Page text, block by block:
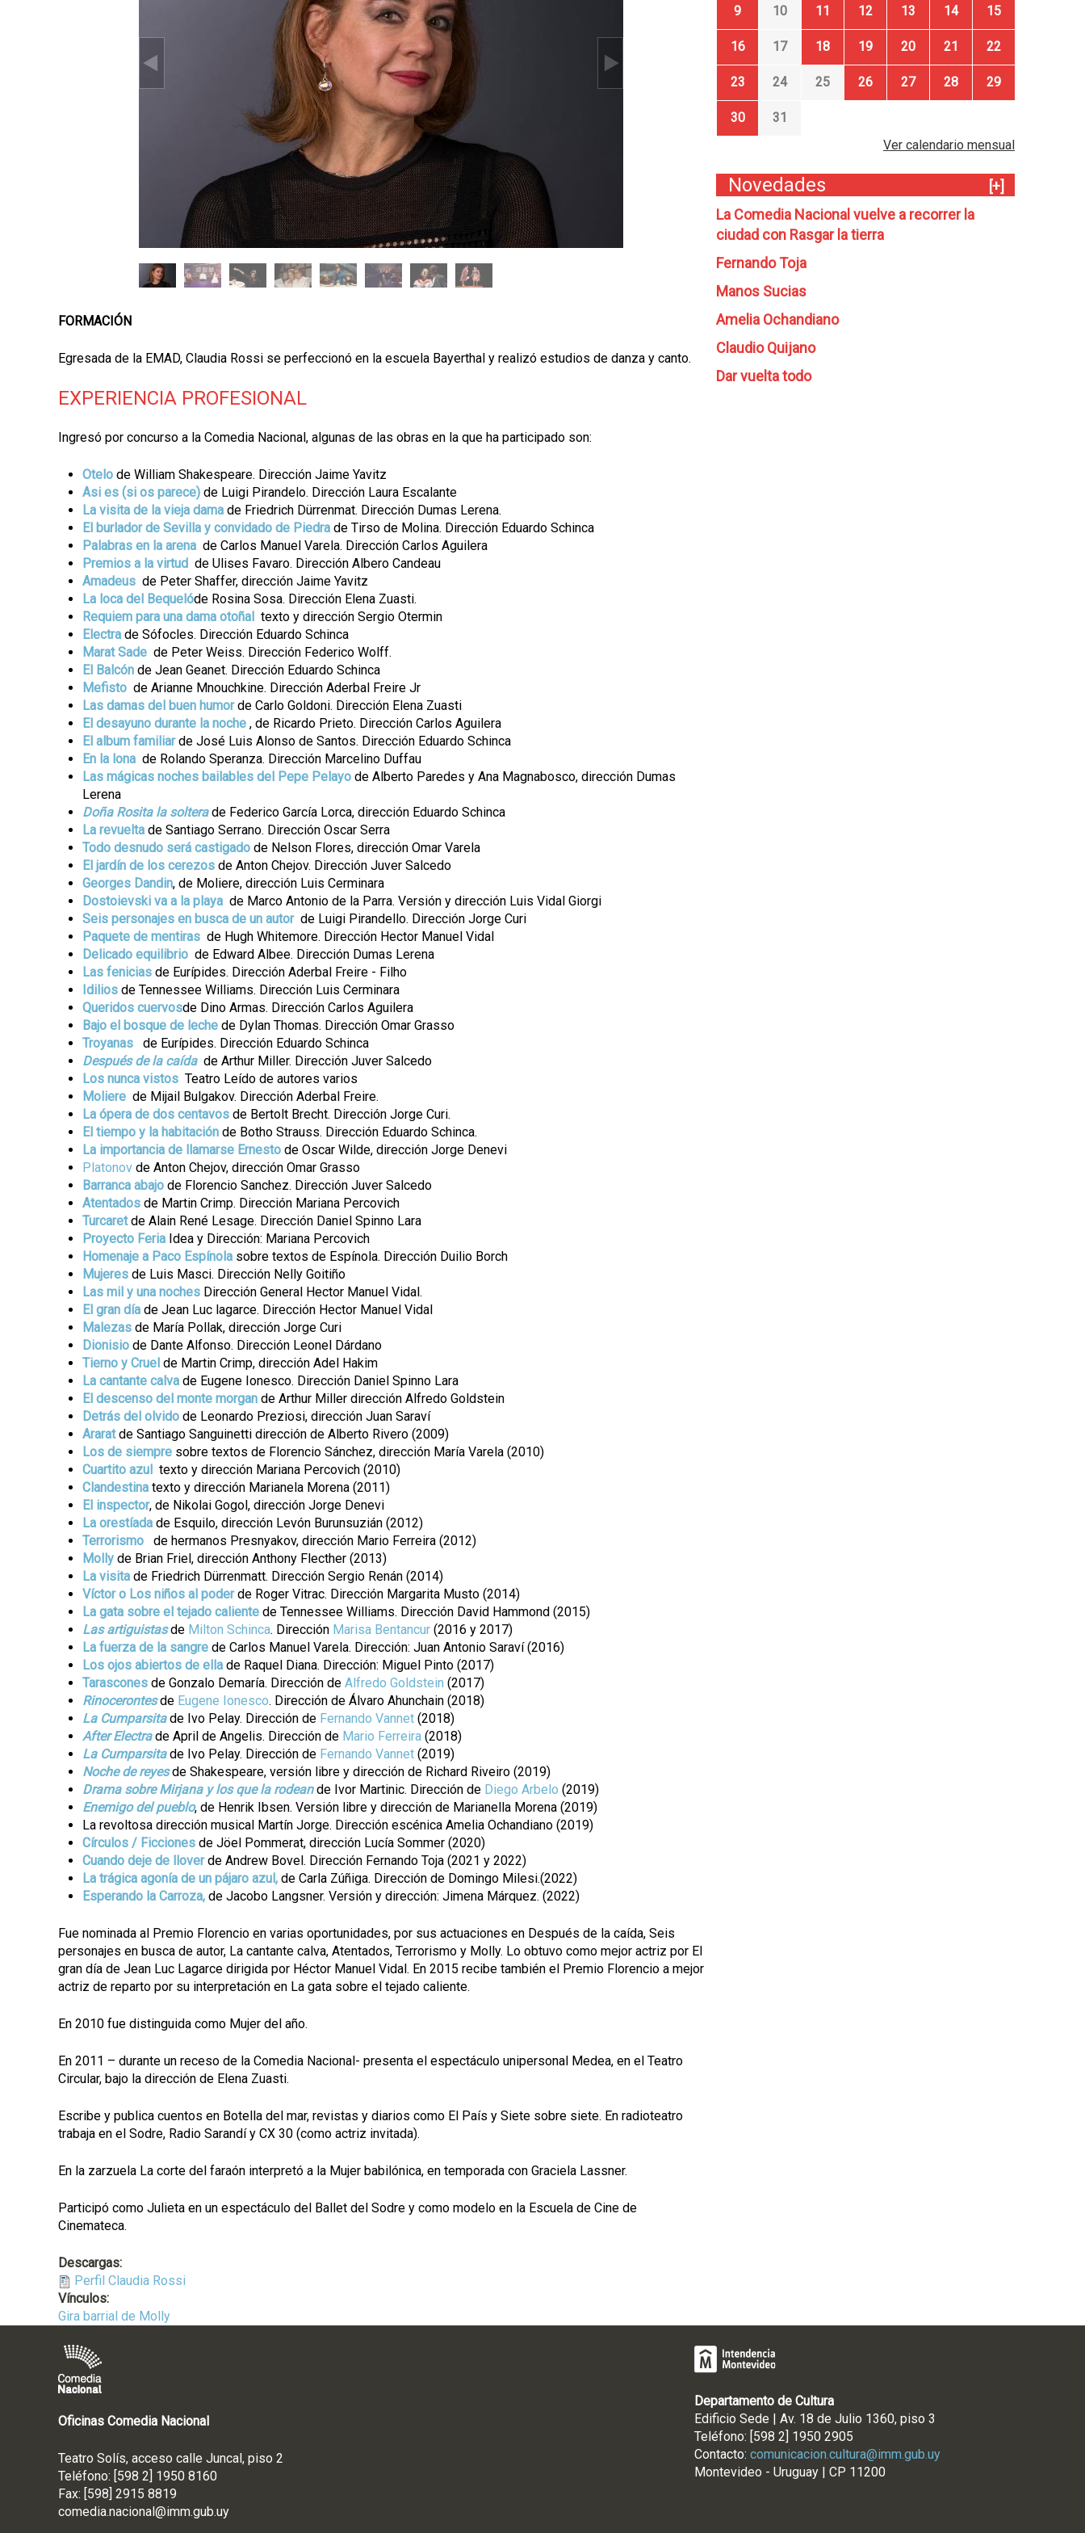
FORMACIÓN
Egresada de la EMAD, Claudia Rossi se perfeccionó en la escuela Bayerthal y realizó estudios de danza y canto.
EXPERIENCIA PROFESIONAL
Ingresó por concurso a la Comedia Nacional, algunas de las obras en la que ha participado son:
Otelo de William Shakespeare. Dirección Jaime Yavitz
Asi es (si os parece) de Luigi Pirandelo. Dirección Laura Escalante
La visita de la vieja dama de Friedrich Dürrenmat. Dirección Dumas Lerena.
El burlador de Sevilla y convidado de Piedra de Tirso de Molina. Dirección Eduardo Schinca
Palabras en la arena de Carlos Manuel Varela. Dirección Carlos Aguilera
Premios a la virtud de Ulises Favaro. Dirección Albero Candeau
Amadeus de Peter Shaffer, dirección Jaime Yavitz
La loca del Bequelóde Rosina Sosa. Dirección Elena Zuasti.
Requiem para una dama otoñal texto y dirección Sergio Otermin
Electra de Sófocles. Dirección Eduardo Schinca
Marat Sade de Peter Weiss. Dirección Federico Wolff.
El Balcón de Jean Geanet. Dirección Eduardo Schinca
Mefisto de Arianne Mnouchkine. Dirección Aderbal Freire Jr
Las damas del buen humorde Carlo Goldoni. Dirección Elena Zuasti
El desayuno durante la noche , de Ricardo Prieto. Dirección Carlos Aguilera
El album familiarde José Luis Alonso de Santos. Dirección Eduardo Schinca
En la lona de Rolando Speranza. Dirección Marcelino Duffau
Las mágicas noches bailables del Pepe Pelayo de Alberto Paredes y Ana Magnabosco, dirección Dumas
Lerena
Doña Rosita la solterade Federico García Lorca, dirección Eduardo Schinca
La revuelta de Santiago Serrano. Dirección Oscar Serra
Todo desnudo será castigado de Nelson Flores, dirección Omar Varela
El jardín de los cerezos de Anton Chejov. Dirección Juver Salcedo
Georges Dandin, de Moliere, dirección Luis Cerminara
Dostoievski va a la playa de Marco Antonio de la Parra. Versión y dirección Luis Vidal Giorgi
Seis personajes en busca de un autor de Luigi Pirandello. Dirección Jorge Curi
Paquete de mentiras de Hugh Whitemore. Dirección Hector Manuel Vidal
Delicado equilibrio de Edward Albee. Dirección Dumas Lerena
Las fenicias de Eurípides. Dirección Aderbal Freire - Filho
Idilios de Tennessee Williams. Dirección Luis Cerminara
Queridos cuervosde Dino Armas. Dirección Carlos Aguilera
Bajo el bosque de leche de Dylan Thomas. Dirección Omar Grasso
Troyanas
de Eurípides. Dirección Eduardo Schinca
Después de la caída de Arthur Miller. Dirección Juver Salcedo
Los nunca vistos Teatro Leído de autores varios
Moliere de Mijail Bulgakov. Dirección Aderbal Freire.
La ópera de dos centavos de Bertolt Brecht. Dirección Jorge Curi.
El tiempo y la habitación de Botho Strauss. Dirección Eduardo Schinca.
La importancia de llamarse Ernesto de Oscar Wilde, dirección Jorge Denevi
Platonov de Anton Chejov, dirección Omar Grasso
Barranca abajo de Florencio Sanchez. Dirección Juver Salcedo
Atentados de Martin Crimp. Dirección Mariana Percovich
Turcaretde Alain René Lesage. Dirección Daniel Spinno Lara
Proyecto Feria Idea y Dirección: Mariana Percovich
Homenaje a Paco Espínola sobre textos de Espínola. Dirección Duilio Borch
Mujeres de Luis Masci. Dirección Nelly Goitiño
Las mil y una noches Dirección General Hector Manuel Vidal.
El gran día de Jean Luc lagarce. Dirección Hector Manuel Vidal
Malezas de María Pollak, dirección Jorge Curi
Dionisio de Dante Alfonso. Dirección Leonel Dárdano
Tierno y Cruel de Martin Crimp, dirección Adel Hakim
La cantante calva de Eugene Ionesco. Dirección Daniel Spinno Lara
El descenso del monte morgan de Arthur Miller dirección Alfredo Goldstein
Detrás del olvido de Leonardo Preziosi, dirección Juan Saraví
Araratde Santiago Sanguinetti dirección de Alberto Rivero (2009)
Los de siempre sobre textos de Florencio Sánchez, dirección María Varela (2010)
Cuartito azul texto y dirección Mariana Percovich (2010)
Clandestina texto y dirección Marianela Morena (2011)
El inspector, de Nikolai Gogol, dirección Jorge Denevi
La orestíada de Esquilo, dirección Levón Burunsuzián (2012)
Terrorismo
de hermanos Presnyakov, dirección Mario Ferreira (2012)
Molly de Brian Friel, dirección Anthony Flecther (2013)
La visita de Friedrich Dürrenmatt. Dirección Sergio Renán (2014)
Víctor o Los niños al poderde Roger Vitrac. Dirección Margarita Musto (2014)
La gata sobre el tejado caliente de Tennessee Williams. Dirección David Hammond (2015)
Las artiguistasde Milton Schinca. Dirección Marisa Bentancur (2016 y 2017)
La fuerza de la sangre de Carlos Manuel Varela. Dirección: Juan Antonio Saraví (2016)
Los ojos abiertos de ella de Raquel Diana. Dirección: Miguel Pinto (2017)
Tarascones de Gonzalo Demaría. Dirección de Alfredo Goldstein (2017)
Rinocerontesde Eugene Ionesco. Dirección de Álvaro Ahunchain (2018)
La Cumparsitade Ivo Pelay. Dirección de Fernando Vannet (2018)
After Electrade April de Angelis. Dirección de Mario Ferreira (2018)
La Cumparsitade Ivo Pelay. Dirección de Fernando Vannet (2019)
Noche de reyesde Shakespeare, versión libre y dirección de Richard Riveiro (2019)
​Drama sobre Mirjana y los que la rodeande Ivor Martinic. Dirección de Diego Arbelo (2019)
Enemigo del pueblo, de Henrik Ibsen. Versión libre y dirección de Marianella Morena (2019)
La revoltosa dirección musical Martín Jorge. Dirección escénica Amelia Ochandiano (2019)
Círculos / Ficciones de Jöel Pommerat, dirección Lucía Sommer (2020)
Cuando deje de llover de Andrew Bovel. Dirección Fernando Toja (2021 y 2022)
La trágica agonía de un pájaro azul, de Carla Zúñiga. Dirección de Domingo Milesi.(2022)
Esperando la Carroza, de Jacobo Langsner. Versión y dirección: Jimena Márquez. (2022)
Fue nominada al Premio Florencio en varias oportunidades, por sus actuaciones en Después de la caída, Seis
personajes en busca de autor, La cantante calva, Atentados, Terrorismo y Molly. Lo obtuvo como mejor actriz por El
gran día de Jean Luc Lagarce dirigida por Héctor Manuel Vidal. En 2015 recibe también el Premio Florencio a mejor
actriz de reparto por su interpretación en La gata sobre el tejado caliente.
En 2010 fue distinguida como Mujer del año.
En 2011 – durante un receso de la Comedia Nacional- presenta el espectáculo unipersonal Medea, en el Teatro
Circular, bajo la dirección de Elena Zuasti.
Escribe y publica cuentos en Botella del mar, revistas y diarios como El País y Siete sobre siete. En radioteatro
trabaja en el Sodre, Radio Sarandí y CX 30 (como actriz invitada).
En la zarzuela La corte del faraón interpretó a la Mujer babilónica, en temporada con Graciela Lassner.
Participó como Julieta en un espectáculo del Ballet del Sodre y como modelo en la Escuela de Cine de
Cinemateca.
Descargas:
Perfil Claudia Rossi
Vínculos:
Gira barrial de Molly
9 10 11 12 13 14 15
16 17 18 19 20 21 22
23 24 25 26 27 28 29
30
31
Ver calendario mensual
Novedades
[+]
La Comedia Nacional vuelve a recorrer la
ciudad con Rasgar la tierra
Fernando Toja
Manos Sucias
Amelia Ochandiano
Claudio Quijano
Dar vuelta todo
Oficinas Comedia Nacional
Teatro Solís, acceso calle Juncal, piso 2
Teléfono: [598 2] 1950 8160
Fax: [598] 2915 8819
comedia.nacional@imm.gub.uy
Departamento de Cultura
Edificio Sede | Av. 18 de Julio 1360, piso 3
Teléfono: [598 2] 1950 2905
Contacto: comunicacion.cultura@imm.gub.uy
Montevideo - Uruguay | CP 11200